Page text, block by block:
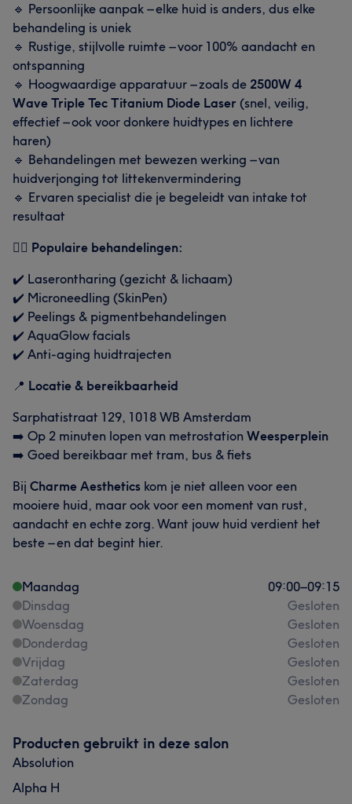
🔹 Persoonlijke aanpak – elke huid is anders, dus elke
behandeling is uniek
🔹 Rustige, stijlvolle ruimte – voor 100% aandacht en
ontspanning
🔹 Hoogwaardige apparatuur – zoals de 2500W 4
Wave Triple Tec Titanium Diode Laser (snel, veilig,
effectief – ook voor donkere huidtypes en lichtere
haren)
🔹 Behandelingen met bewezen werking – van
huidverjonging tot littekenvermindering
🔹 Ervaren specialist die je begeleidt van intake tot
resultaat
💆‍♀️ Populaire behandelingen:
✔️ Laserontharing (gezicht & lichaam)
✔️ Microneedling (SkinPen)
✔️ Peelings & pigmentbehandelingen
✔️ AquaGlow facials
✔️ Anti-aging huidtrajecten
📍 Locatie & bereikbaarheid
Sarphatistraat 129, 1018 WB Amsterdam
➡️ Op 2 minuten lopen van metrostation Weesperplein
➡️ Goed bereikbaar met tram, bus & fiets
Bij Charme Aesthetics kom je niet alleen voor een
mooiere huid, maar ook voor een moment van rust,
aandacht en echte zorg. Want jouw huid verdient het
beste – en dat begint hier.
Maandag 09:00–09:15
Dinsdag
Gesloten
Woensdag
Gesloten
Donderdag
Gesloten
Vrijdag
Gesloten
Zaterdag
Gesloten
Zondag
Gesloten
Producten gebruikt in deze salon
Absolution
Alpha H